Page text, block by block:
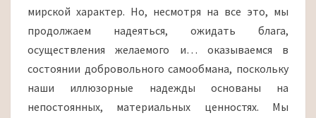
мирской характер. Но, несмотря на все это, мы
продолжаем надеяться, ожидать блага,
осуществления желаемого и… оказываемся в
состоянии добровольного самообмана, поскольку
наши иллюзорные надежды основаны на
непостоянных, материальных ценностях. Мы